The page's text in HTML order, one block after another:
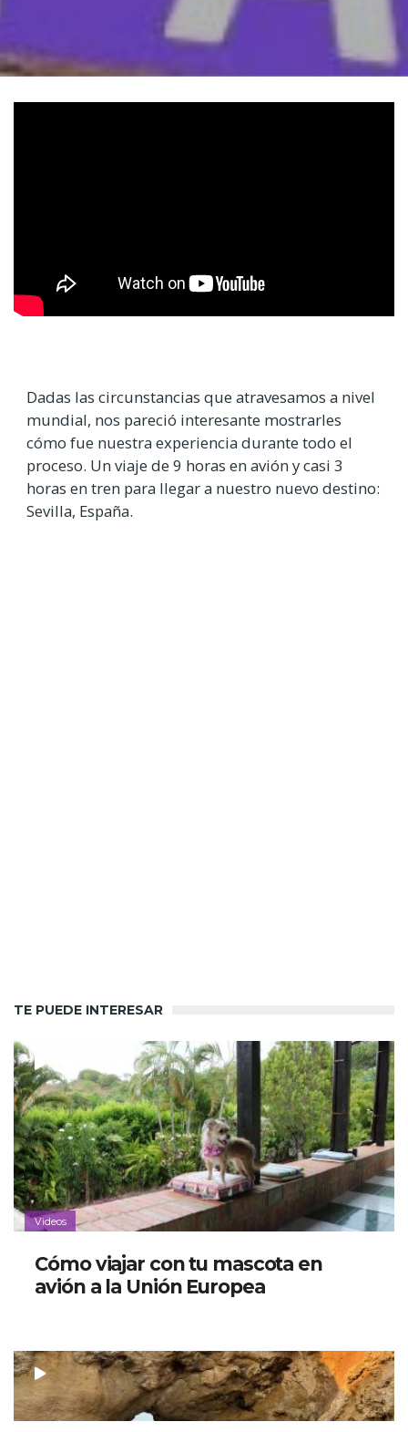
Dadas las circunstancias que atravesamos a nivel
mundial, nos pareció interesante mostrarles
cómo fue nuestra experiencia durante todo el
proceso. Un viaje de 9 horas en avión y casi 3
horas en tren para llegar a nuestro nuevo destino:
Sevilla, España.
TE PUEDE INTERESAR
Videos
Cómo viajar con tu mascota en
avión a la Unión Europea